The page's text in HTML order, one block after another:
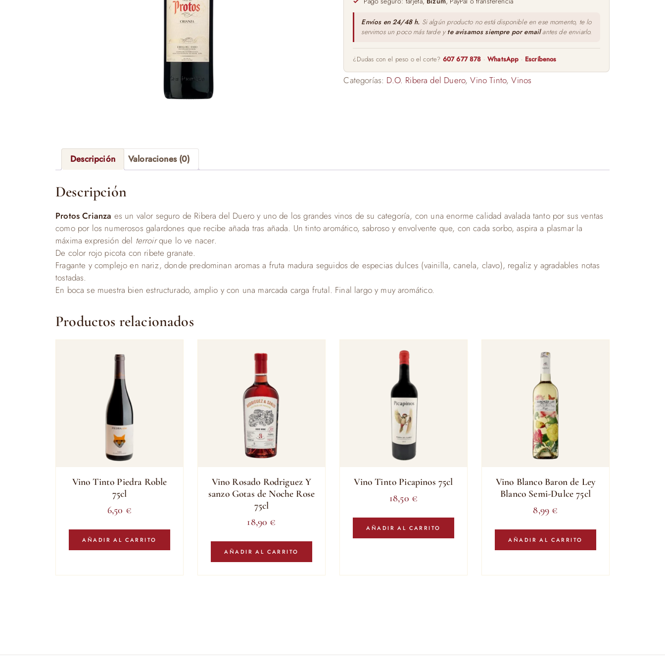
Envíos en 24/48 h. Si algún producto no está disponible en ese momento, te lo
servimos un poco más tarde y te avisamos siempre por emailantes de enviarlo.
¿Dudas con el peso o el corte? 607 677 878 ·WhatsApp · Escríbenos
Categorías: D.O. Ribera del Duero,Vino Tinto,Vinos
Descripción Valoraciones (0)
Descripción
Protos Crianza es un valor seguro de Ribera del Duero y uno de los grandes vinos de su categoría, con una enorme calidad avalada tanto por sus ventas
como por los numerosos galardones que recibe añada tras añada. Un tinto aromático, sabroso y envolvente que, con cada sorbo, aspira a plasmar la
máxima expresión del terroirque lo ve nacer.
De color rojo picota con ribete granate.
Fragante y complejo en nariz, donde predominan aromas a fruta madura seguidos de especias dulces (vainilla, canela, clavo), regaliz y agradables notas
tostadas.
En boca se muestra bien estructurado, amplio y con una marcada carga frutal. Final largo y muy aromático.
Productos relacionados
Vino Tinto Piedra Roble
75cl
6,50 €
AÑADIR AL CARRITO
Vino Rosado Rodriguez Y
sanzo Gotas de Noche Rose
75cl
18,90 €
AÑADIR AL CARRITO
Vino Tinto Picapinos 75cl
18,50 €
AÑADIR AL CARRITO
Vino Blanco Baron de Ley
Blanco Semi-Dulce 75cl
8,99 €
AÑADIR AL CARRITO